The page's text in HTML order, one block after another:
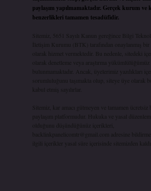
paylaşım yapılmamaktadır. Gerçek kurum ve
benzerlikleri tamamen tesadüfidir.
Sitemiz, 5651 Sayılı Kanun gereğince Bilgi
İletişim Kurumu (BTK) tarafından onaylanmış bir
olarak hizmet vermektedir. Bu nedenle, sitedeki
olarak denetleme veya araştırma yükümlülüğümüz
bulunmamaktadır. Ancak, üyelerimiz yazdıkları
sorumluluğunu taşımakta olup, siteye üye olarak
kabul etmiş sayılırlar.
Sitemiz, kar amacı gütmeyen ve tamamen
paylaşım platformudur. Hukuka ve yasal
olduğunu düşündüğünüz içerikleri,
backlinkpanelicomtr@gmail.com
adresine
ilgili içerikler yasal süre içerisinde sitemizden